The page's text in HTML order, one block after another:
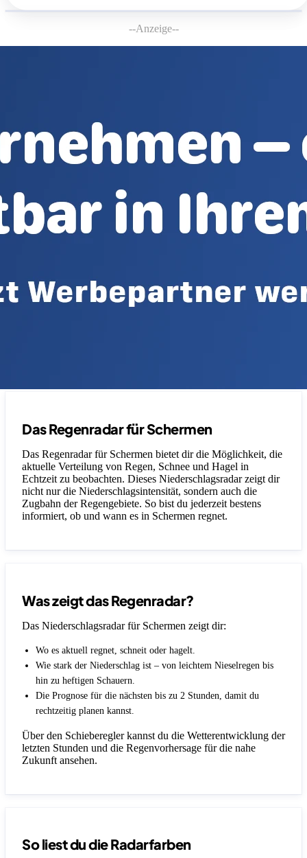
--Anzeige--
Das Regenradar für Schermen
Das Regenradar für Schermen bietet dir die Möglichkeit, die
aktuelle Verteilung von Regen, Schnee und Hagel in
Echtzeit zu beobachten. Dieses Niederschlagsradar zeigt dir
nicht nur die Niederschlagsintensität, sondern auch die
Zugbahn der Regengebiete. So bist du jederzeit bestens
informiert, ob und wann es in Schermen regnet.
Was zeigt das Regenradar?
Das Niederschlagsradar für Schermen zeigt dir:
Wo es aktuell regnet, schneit oder hagelt.
Wie stark der Niederschlag ist – von leichtem Nieselregen bis
hin zu heftigen Schauern.
Die Prognose für die nächsten bis zu 2 Stunden, damit du
rechtzeitig planen kannst.
Über den Schieberegler kannst du die Wetterentwicklung der
letzten Stunden und die Regenvorhersage für die nahe
Zukunft ansehen.
So liest du die Radarfarben